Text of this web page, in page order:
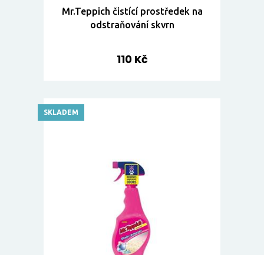
Mr.Teppich čistící prostředek na
odstraňování skvrn
110 Kč
SKLADEM